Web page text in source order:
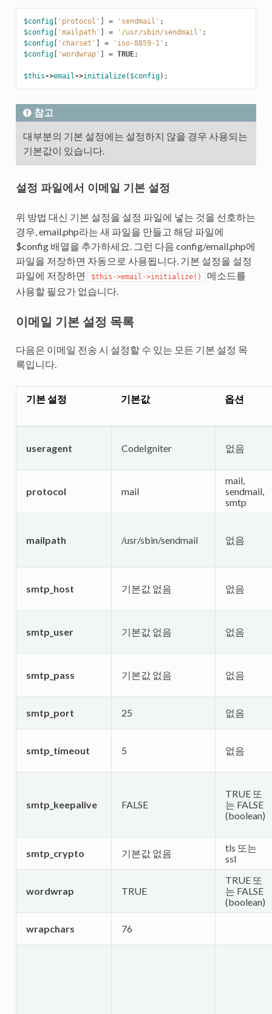
$config[ 'protocol' ] = 'sendmail' ;
$config[ 'mailpath' ] = '/usr/sbin/sendmail' ;
$config[ 'charset' ] = 'iso-8859-1' ;
$config[ 'wordwrap' ] = TRUE;
$this->email ->initialize( $config);
참고
대부분의 기본 설정에는 설정하지 않을 경우 사용되는
기본값이 있습니다.
설정 파일에서 이메일 기본 설정
위 방법 대신 기본 설정을 설정 파일에 넣는 것을 선호하는
경우, email.php라는 새 파일을 만들고 해당 파일에
$config 배열을 추가하세요. 그런 다음 config/email.php에
파일을 저장하면 자동으로 사용됩니다. 기본 설정을 설정
파일에 저장하면
$this->email->initialize() 메소드를
사용할 필요가 없습니다.
이메일 기본 설정 목록
다음은 이메일 전송 시 설정할 수 있는 모든 기본 설정 목
록입니다.
기본 설정 기본값 옵션
useragent CodeIgniter 없음
protocol mail
mail,
sendmail,
smtp
mailpath /usr/sbin/sendmail 없음
smtp_host 기본값 없음 없음
smtp_user 기본값 없음 없음
smtp_pass 기본값 없음 없음
smtp_port 25 없음
smtp_timeout 5 없음
smtp_keepalive FALSE
TRUE 또
는 FALSE
(boolean)
smtp_crypto 기본값 없음
tls 또는
ssl
wordwrap TRUE
TRUE 또
는 FALSE
(boolean)
wrapchars 76